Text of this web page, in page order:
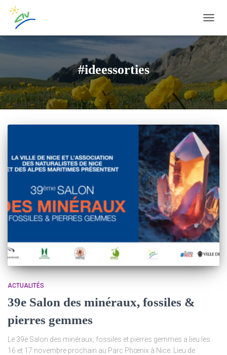
#ideessorties
ACTUALITÉS
39e Salon des minéraux, fossiles &
pierres gemmes
Le 39e Salon des minéraux, fossiles et pierres gemmes a lieu les
16 et 17 novembre prochain au Parc Phœnix à Nice. Lieu de